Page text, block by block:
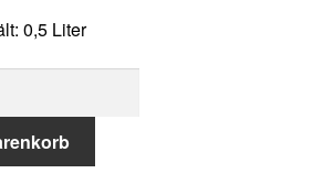
0,5 Liter